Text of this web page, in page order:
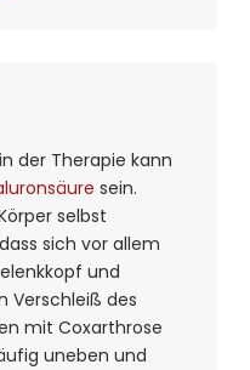
der Therapie kann
sein.
selbst
sich vor allem
und
Verschleiß des
mit Coxarthrose
uneben und